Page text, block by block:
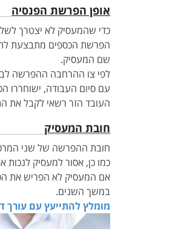
אופן הפרשת הפנסיה
כדי שהמעסיק לא יצטרך
הפרשת הכספים מתבצעת
שם המעסיק.
לפי צו ההרחבה ההפרשה לביטוח פנסיוני היא 18.5% משכר העובד, המתחלקים
עם סיום העבודה, ישוחררו
העובד הזר רשאי לקבל את
חובת המעסיק
חובת ההפרשה של שני
כמו כן, אסור למעסיק
אם המעסיק לא הפריש את
במשך השנים.
מומלץ להתייעץ עם עורך